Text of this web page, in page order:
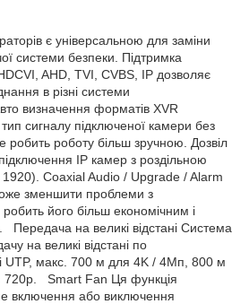
є універсальною для заміни
системи безпеки. Підтримка
AHD, TVI, CVBS, IP дозволяє
в різні системи
визначення форматів XVR
сигналу підключеної камери без
робить роботу більш зручною. Дозвіл
IP камер з роздільною
Coaxial Audio / Upgrade / Alarm
зменшити проблеми з
його більш економічним і
Передача на великі відстані Система
на великі відстані по
UTP, макс. 700 м для 4K / 4Mп, 800 м
720p. Smart Fan Ця функція
включення або виключення